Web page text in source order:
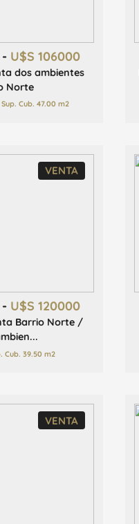
- U$S 106000
dos ambientes
Norte
Cub. 47.00 m2
VENTA
- U$S 120000
Barrio Norte /
Cub. 39.50 m2
VENTA